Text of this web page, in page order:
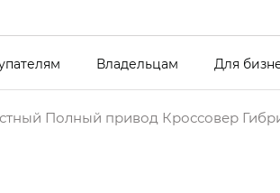
Владельцам Для
Полный привод Кроссовер